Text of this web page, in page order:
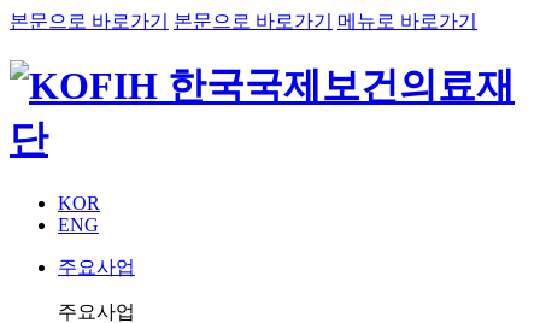
본문으로 바로가기 본문으로 바로가기 메뉴로 바로가기
KOR
ENG
주요사업
주요사업